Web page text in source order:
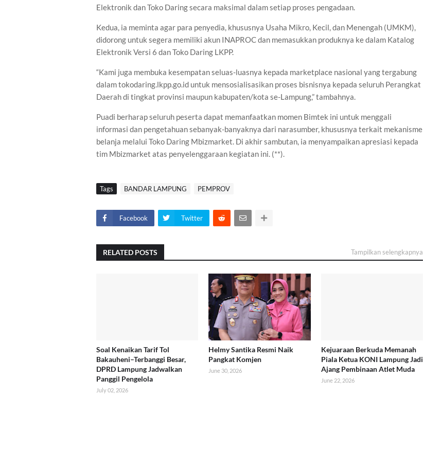
Elektronik dan Toko Daring secara maksimal dalam setiap proses pengadaan.
Kedua, ia meminta agar para penyedia, khususnya Usaha Mikro, Kecil, dan Menengah (UMKM),
didorong untuk segera memiliki akun INAPROC dan memasukkan produknya ke dalam Katalog
Elektronik Versi 6 dan Toko Daring LKPP.
“Kami juga membuka kesempatan seluas-luasnya kepada marketplace nasional yang tergabung
dalam tokodaring.lkpp.go.id untuk mensosialisasikan proses bisnisnya kepada seluruh Perangkat
Daerah di tingkat provinsi maupun kabupaten/kota se-Lampung,” tambahnya.
Puadi berharap seluruh peserta dapat memanfaatkan momen Bimtek ini untuk menggali
informasi dan pengetahuan sebanyak-banyaknya dari narasumber, khususnya terkait mekanisme
belanja melalui Toko Daring Mbizmarket. Di akhir sambutan, ia menyampaikan apresiasi kepada
tim Mbizmarket atas penyelenggaraan kegiatan ini. (**).
Tags BANDAR LAMPUNG PEMPROV
Facebook Twitter
RELATED POSTS Tampilkan selengkapnya
Soal Kenaikan Tarif Tol
Bakauheni–Terbanggi Besar,
DPRD Lampung Jadwalkan
Panggil Pengelola
July 02, 2026
Helmy Santika Resmi Naik
Pangkat Komjen
June 30, 2026
Kejuaraan Berkuda Memanah
Piala Ketua KONI Lampung Jadi
Ajang Pembinaan Atlet Muda
June 22, 2026